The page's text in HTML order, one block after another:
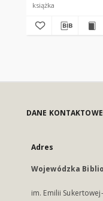
książka
DANE KONTAKTOWE
Adres
Wojewódzka
im. Emilii